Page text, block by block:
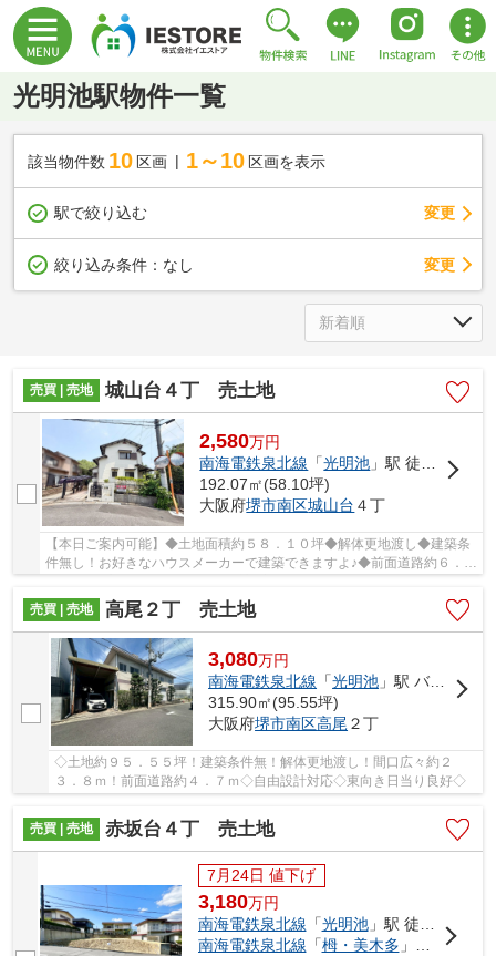
光明池駅物件一覧
該当物件数 10 区画 1～10 区画を表示
駅で絞り込む 変更
絞り込み条件： なし 変更
売買 | 売地 城山台４丁 売土地
2,580万円
南海電鉄泉北線 「光明池 」駅 徒歩28分
192.07㎡(58.10坪)
大阪府堺市南区城山台 ４丁
【本日ご案内可能】◆土地面積約５８．１０坪◆解体更地渡し◆建築条
件無し！お好きなハウスメーカーで建築できますよ♪◆前面道路約６．７
売買 | 売地
高尾２丁 売土地
3,080万円
南海電鉄泉北線 「光明池 」駅 バス13分 「北高尾」 停歩1分
315.90㎡(95.55坪)
大阪府堺市南区高尾２丁
◇土地約９５．５５坪！建築条件無！解体更地渡し！間口広々約２
３．８ｍ！前面道路約４．７ｍ◇自由設計対応◇東向き日当り良好◇
売買 | 売地 赤坂台４丁 売土地
7月24日 値下げ
3,180万円
南海電鉄泉北線 「光明池」駅 徒歩20分
南海電鉄泉北線 「栂・美木多 」駅 徒歩34分